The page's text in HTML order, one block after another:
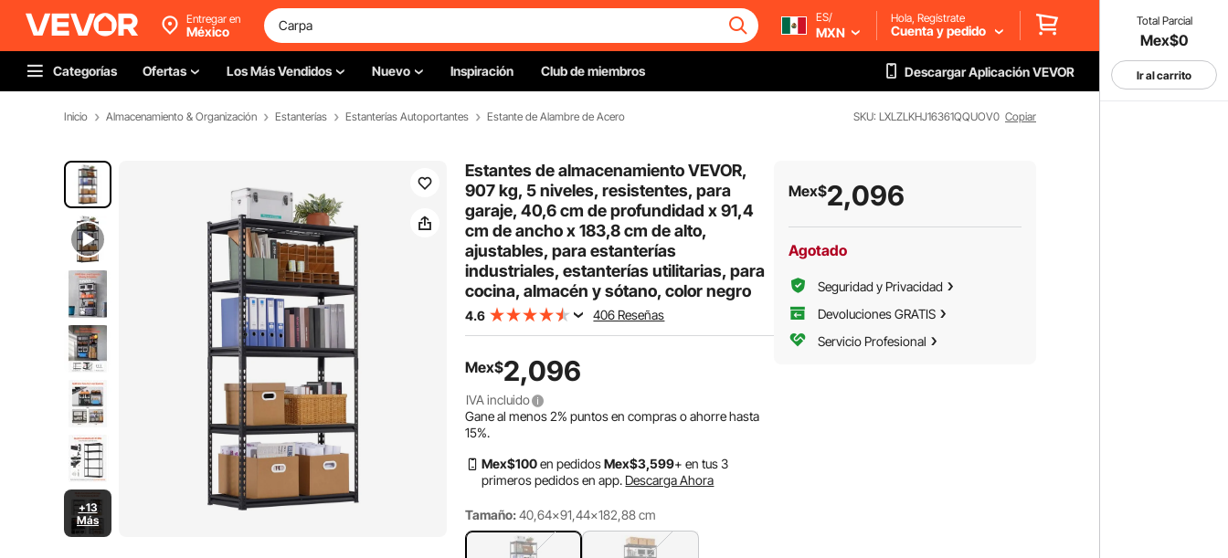
Total Parcial
Mex$0
Ir al carrito
Entregar en
México
ES/
MXN
Hola, Regístrate
Cuenta y pedido
Categorías Ofertas Los Más Vendidos Nuevo Inspiración Club de miembros Descargar Aplicación VEVOR
Inicio Almacenamiento & Organización Estanterías Estanterías Autoportantes Estante de Alambre de Acero SKU: LXLZLKHJ16361QQUOV0 Copiar
+13
Más
Estantes de almacenamiento VEVOR,
907 kg, 5 niveles, resistentes, para
garaje, 40,6 cm de profundidad x 91,4
cm de ancho x 183,8 cm de alto,
ajustables, para estanterías
industriales, estanterías utilitarias, para
cocina, almacén y sótano, color negro
4.6 406 Reseñas
Mex$2,096
IVA incluido
Gane al menos2% puntos en compras o ahorre hasta
15%.
Mex$100en pedidosMex$3,599+ en tus 3
primeros pedidos en app. Descarga Ahora
Tamaño: 40,64x91,44x182,88 cm
Mex$2,096
Agotado
Seguridad y Privacidad
Devoluciones GRATIS
Servicio Profesional